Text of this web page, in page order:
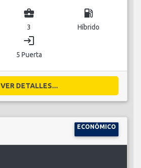
business_center
3
local_gas_station
Híbrido
login
5 Puerta
VER DETALLES...
ECONÓMICO